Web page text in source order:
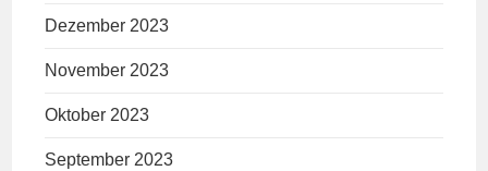
Dezember 2023
November 2023
Oktober 2023
September 2023